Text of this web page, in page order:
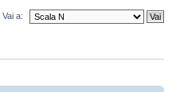
Vai a: